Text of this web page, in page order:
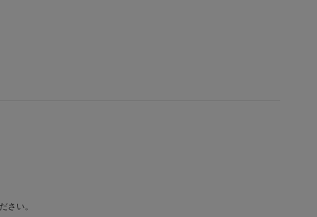
さい。